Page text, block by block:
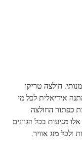
חולצה טריקו
אידיאלית לכל מי
כפתור החולצה
חולצות אלו מגיעות בכל הגוונים
מזג אוויר.